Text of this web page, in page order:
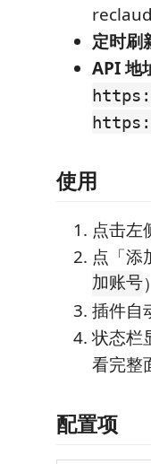
定时刷
API 地
使用
点击左
点「添
加账号
插件自
状态栏
看完整
配置项